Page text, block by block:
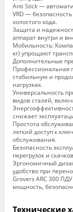
Anti Stick —
VRD —
холостого хода.
Защита и
аппарат внутри и
Мобильность:
кг) упрощают
Дополнительные
Профессиональная
стабильную и
нагрузках.
Универсальность
видов сталей,
снижает
Простота
легкий доступ к
обслуживания.
Безопасность
перегрузок и
Эргономичный
удобство при
Grovers ARC 300
мощность,
Технические